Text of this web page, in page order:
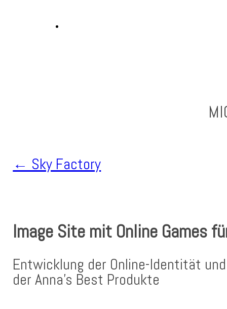
Beitragsnavigation
← Sky Factory
Image Site mit Online Games
Entwicklung der Online-Identität
der Anna’s Best Produkte